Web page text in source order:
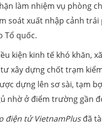
làm nhiệm vụ phòng
soát xuất nhập cảnh trái
Tổ quốc.
kiện kinh tế khó khăn,
xây dựng chốt trạm
dựng lên sơ sài, tạm
nhờ ở điểm trường gần
điện tử VietnamPlusđã